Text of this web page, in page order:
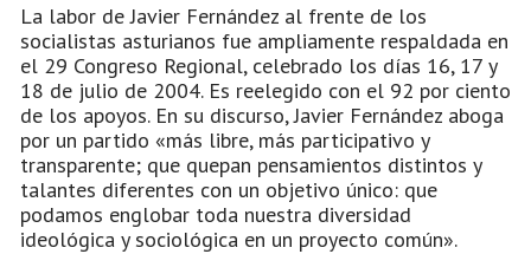
La labor de Javier Fernández al frente de los
socialistas asturianos fue ampliamente respaldada en
el 29 Congreso Regional, celebrado los días 16, 17 y
18 de julio de 2004. Es reelegido con el 92 por ciento
de los apoyos. En su discurso, Javier Fernández aboga
por un partido «más libre, más participativo y
transparente; que quepan pensamientos distintos y
talantes diferentes con un objetivo único: que
podamos englobar toda nuestra diversidad
ideológica y sociológica en un proyecto común».